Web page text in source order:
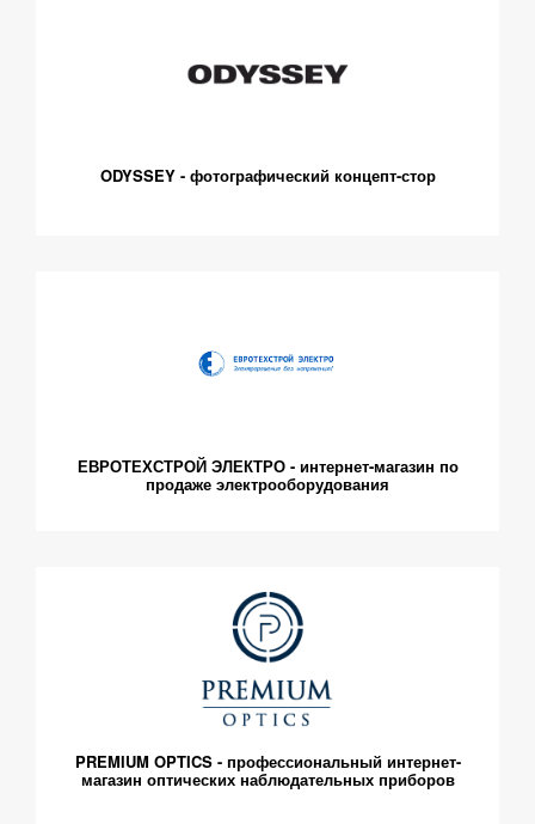
ODYSSEY - фотографический концепт-стор
ЕВРОТЕХСТРОЙ ЭЛЕКТРО - интернет-магазин по
продаже электрооборудования
PREMIUM OPTICS - профессиональный интернет-
магазин оптических наблюдательных приборов